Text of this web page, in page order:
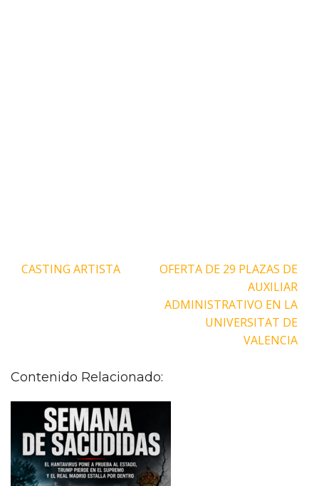
Navegación
CASTING ARTISTA
OFERTA DE 29 PLAZAS DE
AUXILIAR
ADMINISTRATIVO EN LA
UNIVERSITAT DE
VALENCIA
Contenido Relacionado: